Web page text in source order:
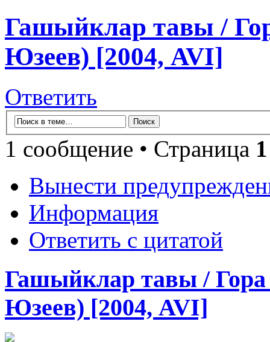
Гашыйклар тавы /
Юзеев) [2004, AVI]
Ответить
1 сообщение • Страница 1
Вынести
Информация
Ответить с цитатой
Гашыйклар тавы /
Юзеев) [2004, AVI]